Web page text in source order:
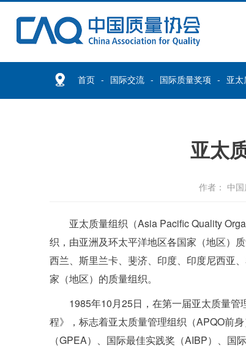
首页 国际交流 国际质量奖项 亚太
亚太
作者： 中
亚太质量组织（Asia Pacific Quality
织，由亚洲及环太平洋地区各国家（地区）
西兰、斯里兰卡、斐济、印度、印度尼西亚
家（地区）的质量组织。
1985年10月25日，在第一届亚太质量
程》，标志着亚太质量管理组织（APQO前
（GPEA）、国际最佳实践奖（AIBP）、